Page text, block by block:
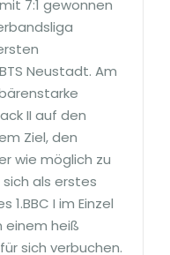
7:1 gewonnen
Neustadt. Am
II auf den
Ziel, den
wie möglich zu
als erstes
I im Einzel
einem heiß
sich verbuchen.